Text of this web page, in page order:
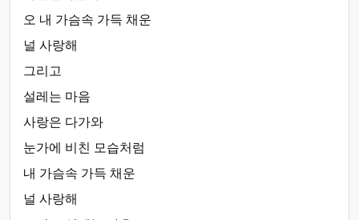
오 내 가슴속 가득 채운
널 사랑해
그리고
설레는 마음
사랑은 다가와
눈가에 비친 모습처럼
내 가슴속 가득 채운
널 사랑해